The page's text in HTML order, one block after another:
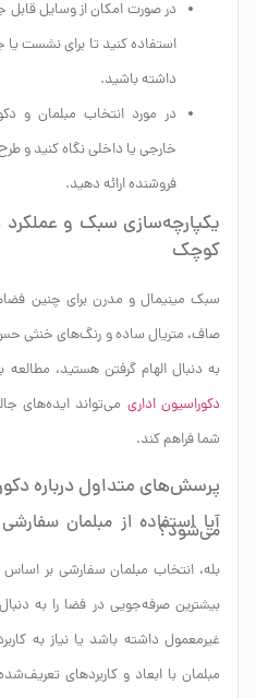
در صورت امکان از وسایل قابل
استفاده کنید تا برای نشست یا
داشته باشید.
در مورد انتخاب مبلمان و
خارجی یا داخلی نگاه کنید و
فروشنده ارائه دهید.
یکپارچه‌سازی سبک و
کوچک
سبک مینیمال و مدرن برای چنین
صاف، متریال ساده و رنگ‌های خنثی حس
به دنبال الهام گرفتن هستید،
دکوراسیون اداری می‌تواند ایده‌های
شما فراهم کند.
پرسش‌های متداول درباره
آیا استفاده از مبلمان
می‌شود؟
بله، انتخاب مبلمان سفارشی بر اساس
بیشترین صرفه‌جویی در فضا را به
غیرمعمول داشته باشد یا نیاز به
مبلمان با ابعاد و کاربردهای